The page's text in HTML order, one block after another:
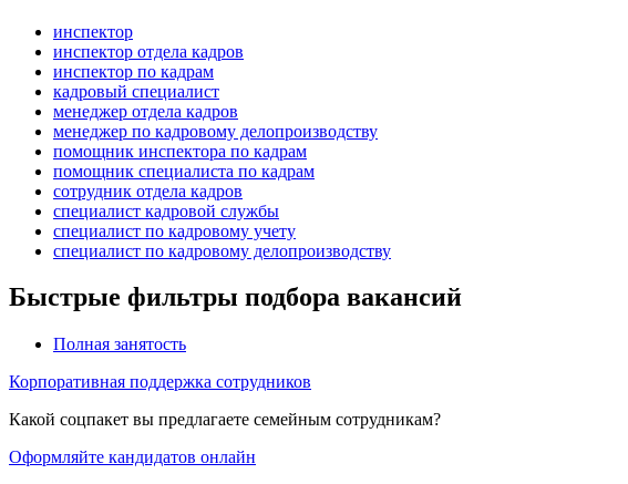
инспектор
инспектор отдела кадров
инспектор по кадрам
кадровый специалист
менеджер отдела кадров
менеджер по кадровому делопроизводству
помощник инспектора по кадрам
помощник специалиста по кадрам
сотрудник отдела кадров
специалист кадровой службы
специалист по кадровому учету
специалист по кадровому делопроизводству
Быстрые фильтры подбора вакансий
Полная занятость
Корпоративная поддержка сотрудников
Какой соцпакет вы предлагаете семейным сотрудникам?
Оформляйте кандидатов онлайн